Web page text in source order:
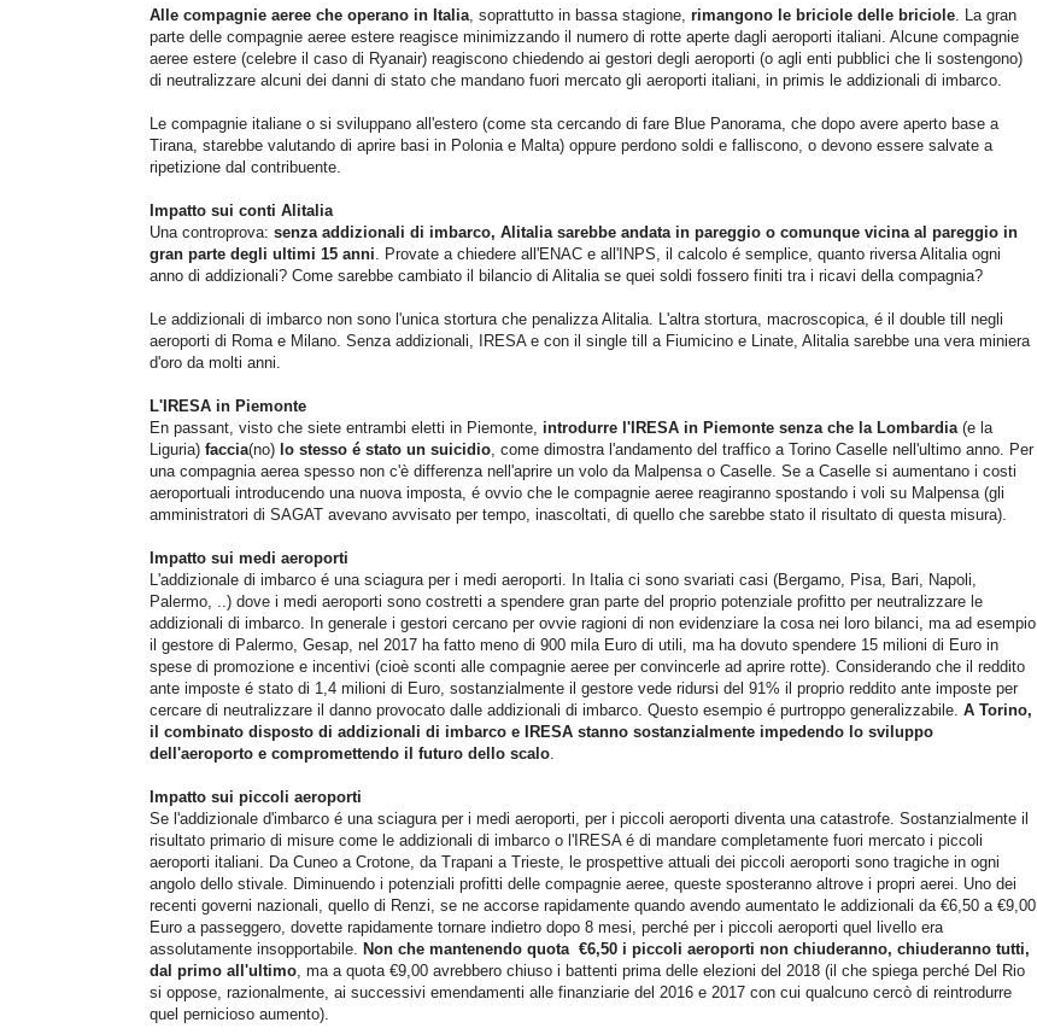
Alle compagnie aeree che operano in Italia, soprattutto in bassa stagione, rimangono le briciole delle briciole. La gran
parte delle compagnie aeree estere reagisce minimizzando il numero di rotte aperte dagli aeroporti italiani. Alcune compagnie
aeree estere (celebre il caso di Ryanair) reagiscono chiedendo ai gestori degli aeroporti (o agli enti pubblici che li sostengono)
di neutralizzare alcuni dei danni di stato che mandano fuori mercato gli aeroporti italiani, in primis le addizionali di imbarco.
Le compagnie italiane o si sviluppano all'estero (come sta cercando di fare Blue Panorama, che dopo avere aperto base a
Tirana, starebbe valutando di aprire basi in Polonia e Malta) oppure perdono soldi e falliscono, o devono essere salvate a
ripetizione dal contribuente.
Impatto sui conti Alitalia
Una controprova: senza addizionali di imbarco, Alitalia sarebbe andata in pareggio o comunque vicina al pareggio in
gran parte degli ultimi 15 anni. Provate a chiedere all'ENAC e all'INPS, il calcolo é semplice, quanto riversa Alitalia ogni
anno di addizionali? Come sarebbe cambiato il bilancio di Alitalia se quei soldi fossero finiti tra i ricavi della compagnia?
Le addizionali di imbarco non sono l'unica stortura che penalizza Alitalia. L'altra stortura, macroscopica, é il double till negli
aeroporti di Roma e Milano. Senza addizionali, IRESA e con il single till a Fiumicino e Linate, Alitalia sarebbe una vera miniera
d'oro da molti anni.
L'IRESA in Piemonte
En passant, visto che siete entrambi eletti in Piemonte, introdurre l'IRESA in Piemonte senza che la Lombardia(e la
Liguria) faccia(no) lo stesso é stato un suicidio, come dimostra l'andamento del traffico a Torino Caselle nell'ultimo anno. Per
una compagnia aerea spesso non c'è differenza nell'aprire un volo da Malpensa o Caselle. Se a Caselle si aumentano i costi
aeroportuali introducendo una nuova imposta, é ovvio che le compagnie aeree reagiranno spostando i voli su Malpensa (gli
amministratori di SAGAT avevano avvisato per tempo, inascoltati, di quello che sarebbe stato il risultato di questa misura).
Impatto sui medi aeroporti
L'addizionale di imbarco é una sciagura per i medi aeroporti. In Italia ci sono svariati casi (Bergamo, Pisa, Bari, Napoli,
Palermo, ..) dove i medi aeroporti sono costretti a spendere gran parte del proprio potenziale profitto per neutralizzare le
addizionali di imbarco. In generale i gestori cercano per ovvie ragioni di non evidenziare la cosa nei loro bilanci, ma ad esempio
il gestore di Palermo, Gesap, nel 2017 ha fatto meno di 900 mila Euro di utili, ma ha dovuto spendere 15 milioni di Euro in
spese di promozione e incentivi (cioè sconti alle compagnie aeree per convincerle ad aprire rotte). Considerando che il reddito
ante imposte é stato di 1,4 milioni di Euro, sostanzialmente il gestore vede ridursi del 91% il proprio reddito ante imposte per
cercare di neutralizzare il danno provocato dalle addizionali di imbarco. Questo esempio é purtroppo generalizzabile. A Torino,
il combinato disposto di addizionali di imbarco e IRESA stanno sostanzialmente impedendo lo sviluppo
dell'aeroporto e compromettendo il futuro dello scalo.
Impatto sui piccoli aeroporti
Se l'addizionale d'imbarco é una sciagura per i medi aeroporti, per i piccoli aeroporti diventa una catastrofe. Sostanzialmente il
risultato primario di misure come le addizionali di imbarco o l'IRESA é di mandare completamente fuori mercato i piccoli
aeroporti italiani. Da Cuneo a Crotone, da Trapani a Trieste, le prospettive attuali dei piccoli aeroporti sono tragiche in ogni
angolo dello stivale. Diminuendo i potenziali profitti delle compagnie aeree, queste sposteranno altrove i propri aerei. Uno dei
recenti governi nazionali, quello di Renzi, se ne accorse rapidamente quando avendo aumentato le addizionali da €6,50 a €9,00
Euro a passeggero, dovette rapidamente tornare indietro dopo 8 mesi, perché per i piccoli aeroporti quel livello era
assolutamente insopportabile. Non che mantenendo quota €6,50 i piccoli aeroporti non chiuderanno, chiuderanno tutti,
dal primo all'ultimo, ma a quota €9,00 avrebbero chiuso i battenti prima delle elezioni del 2018 (il che spiega perché Del Rio
si oppose, razionalmente, ai successivi emendamenti alle finanziarie del 2016 e 2017 con cui qualcuno cercò di reintrodurre
quel pernicioso aumento).